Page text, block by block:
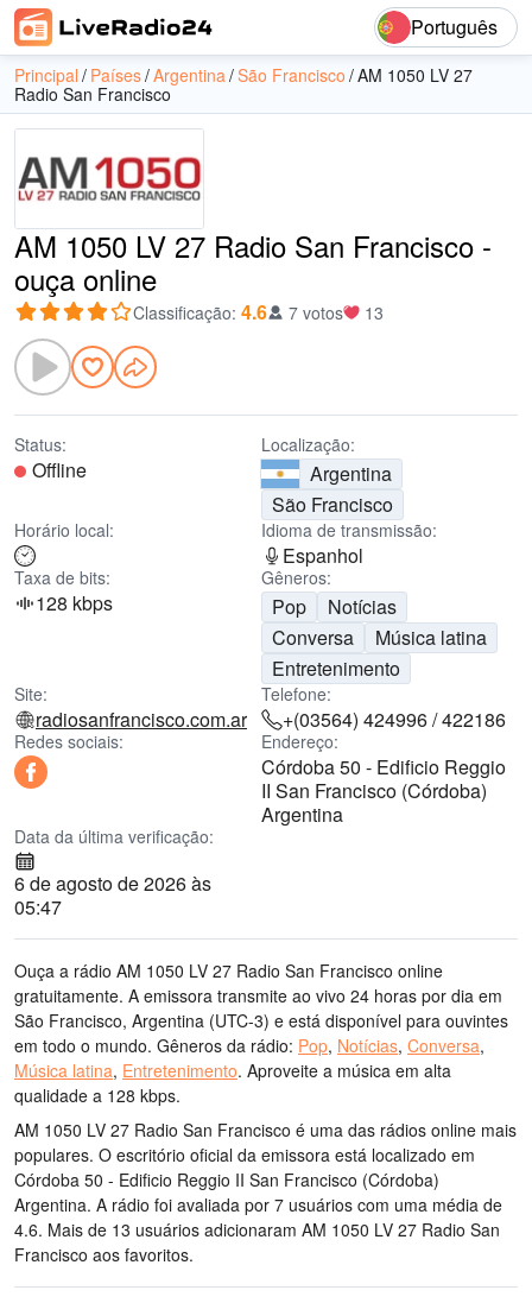
Português
Principal Países Argentina São Francisco AM 1050 LV 27
Radio San Francisco
AM 1050 LV 27 Radio San Francisco -
ouça online
Classificação: 4.6 7 votos 13
Status:
Offline
Localização:
Argentina
São Francisco
Horário local: Idioma de transmissão:
Espanhol
Taxa de bits:
128 kbps
Gêneros:
Pop
Notícias
Conversa
Música latina
Entretenimento
Site:
radiosanfrancisco.com.ar
Telefone:
+(03564) 424996 / 422186
Redes sociais: Endereço:
Córdoba 50 - Edificio Reggio
II San Francisco (Córdoba)
Argentina
Data da última verificação:
6 de agosto de 2026 às
05:47
Ouça a rádio AM 1050 LV 27 Radio San Francisco online
gratuitamente. A emissora transmite ao vivo 24 horas por dia em
São Francisco, Argentina (UTC-3) e está disponível para ouvintes
em todo o mundo. Gêneros da rádio: Pop, Notícias, Conversa,
Música latina, Entretenimento. Aproveite a música em alta
qualidade a 128 kbps.
AM 1050 LV 27 Radio San Francisco é uma das rádios online mais
populares. O escritório oficial da emissora está localizado em
Córdoba 50 - Edificio Reggio II San Francisco (Córdoba)
Argentina. A rádio foi avaliada por 7 usuários com uma média de
4.6. Mais de 13 usuários adicionaram AM 1050 LV 27 Radio San
Francisco aos favoritos.